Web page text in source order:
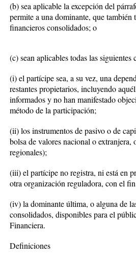
(b) sea aplicable la excepción del
permite a una dominante, que
financieros consolidados; o
(c) sean aplicables todas las siguientes
(i) el partícipe sea, a su vez, una
restantes propietarios, incluyendo
informados y no han manifestado
método de la participación;
(ii) los instrumentos de pasivo o de
bolsa de valores nacional o
regionales);
(iii) el partícipe no registra, ni está en
otra organización reguladora, con el
(iv) la dominante última, o alguna de
consolidados, disponibles para el
Financiera.
Definiciones